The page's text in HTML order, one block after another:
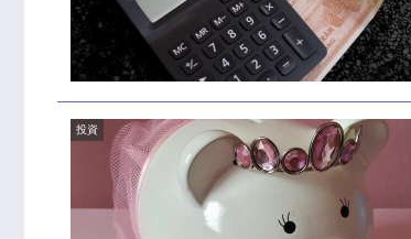
投資